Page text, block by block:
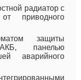
радиатор с
приводного
защиты
панелью
аварийного